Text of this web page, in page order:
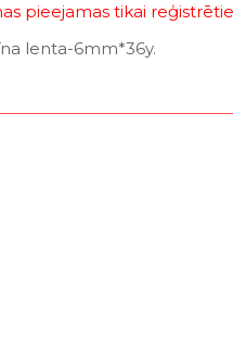
pieejamas tikai
lenta-6mm*36y.